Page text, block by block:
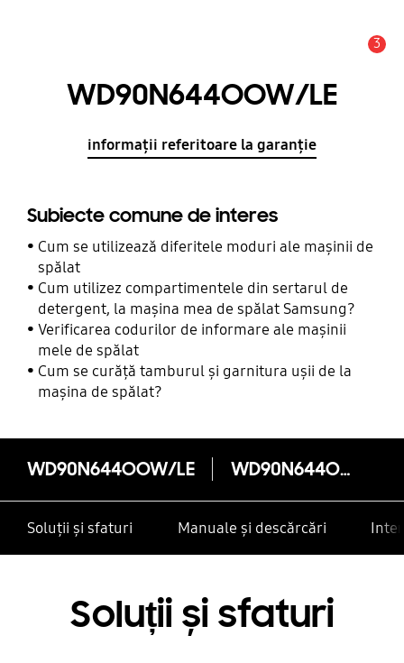
3
WD90N644OOW/LE
informații referitoare la garanție
Subiecte comune de interes
Cum se utilizează diferitele moduri ale mașinii de
spălat
Cum utilizez compartimentele din sertarul de
detergent, la maşina mea de spălat Samsung?
Verificarea codurilor de informare ale mașinii
mele de spălat
Cum se curăță tamburul și garnitura ușii de la
mașina de spălat?
WD90N644OOW/LE WD90N644OOW/LE
Soluții și sfaturi Manuale și descărcări
Soluții și sfaturi